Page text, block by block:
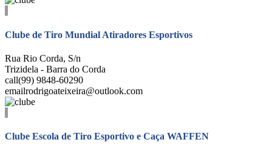
Clube de Tiro Mundial Atiradores Esportivos
Rua Rio Corda, S/n
Trizidela - Barra do Corda
call(99) 9848-60290
emailrodrigoateixeira@outlook.com
Clube Escola de Tiro Esportivo e Caça WAFFEN